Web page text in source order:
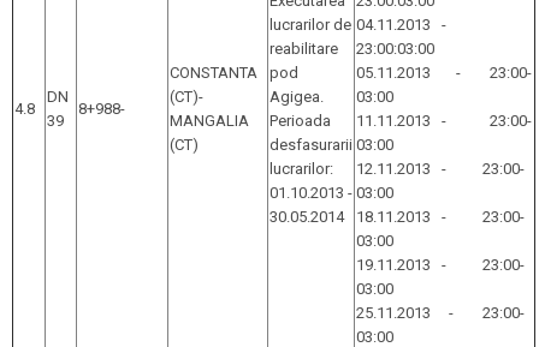
4.8
DN
39
8+988-
CONSTANTA
(CT)-
MANGALIA
(CT)
lucrarilor de
reabilitare
pod
Agigea.
Perioada
desfasurarii
lucrarilor:
01.10.2013 -
30.05.2014
04.11.2013 -
23:00:03:00
05.11.2013 - 23:00-
03:00
11.11.2013 - 23:00-
03:00
12.11.2013 - 23:00-
03:00
18.11.2013 - 23:00-
03:00
19.11.2013 - 23:00-
03:00
25.11.2013 - 23:00-
03:00